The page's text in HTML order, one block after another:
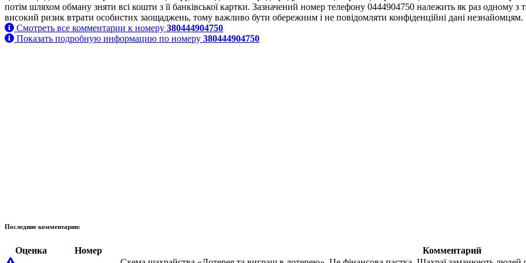
потім шляхом обману зняти всі кошти з її банківської картки. Зазначений номер телефону 0444904750 належить як раз одному
високий ризик втрати особистих заощаджень, тому важливо бути обережним і не повідомляти конфіденційні дані незнайомцям.
Смотреть все комментарии к номеру 380444904750
Показать подробную информацию по номеру 380444904750
Последние комментарии:
Оценка Номер
Комментарий